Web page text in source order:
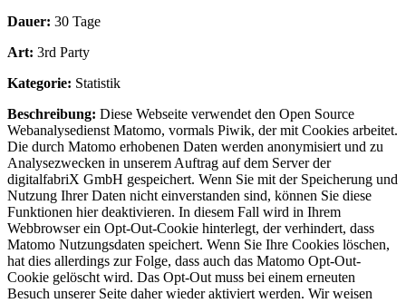
Dauer: 30 Tage
Art: 3rd Party
Kategorie: Statistik
Beschreibung: Diese Webseite verwendet den Open Source
Webanalysedienst Matomo, vormals Piwik, der mit Cookies arbeitet.
Die durch Matomo erhobenen Daten werden anonymisiert und zu
Analysezwecken in unserem Auftrag auf dem Server der
digitalfabriX GmbH gespeichert. Wenn Sie mit der Speicherung und
Nutzung Ihrer Daten nicht einverstanden sind, können Sie diese
Funktionen hier deaktivieren. In diesem Fall wird in Ihrem
Webbrowser ein Opt-Out-Cookie hinterlegt, der verhindert, dass
Matomo Nutzungsdaten speichert. Wenn Sie Ihre Cookies löschen,
hat dies allerdings zur Folge, dass auch das Matomo Opt-Out-
Cookie gelöscht wird. Das Opt-Out muss bei einem erneuten
Besuch unserer Seite daher wieder aktiviert werden. Wir weisen